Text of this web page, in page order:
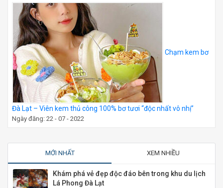
Chạm kem bơ
Đà Lạt – Viên kem thủ công 100% bơ tươi “độc nhất vô nhị”
Ngày đăng: 22 - 07 - 2022
MỚI NHẤT XEM NHIỀU
Khám phá vẻ đẹp độc đáo bên trong khu du lịch
Lá Phong Đà Lạt